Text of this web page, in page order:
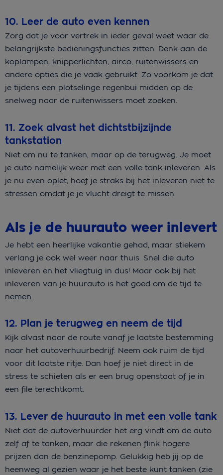
10. Leer de auto even kennen
Zorg dat je voor vertrek in ieder geval weet waar de
belangrijkste bedieningsfuncties zitten. Denk aan de
koplampen, knipperlichten, airco, ruitenwissers en
andere opties die je vaak gebruikt. Zo voorkom je dat
je tijdens een plotselinge regenbui midden op de
snelweg naar de ruitenwissers moet zoeken.
11. Zoek alvast het dichtstbijzijnde
tankstation
Niet om nu te tanken, maar op de terugweg. Je moet
je auto namelijk weer met een volle tank inleveren. Als
je nu even oplet, hoef je straks bij het inleveren niet te
stressen omdat je je vlucht dreigt te missen.
Als je de huurauto weer inlevert
Je hebt een heerlijke vakantie gehad, maar stiekem
verlang je ook wel weer naar thuis. Snel die auto
inleveren en het vliegtuig in dus! Maar ook bij het
inleveren van je huurauto is het goed om de tijd te
nemen.
12. Plan je terugweg en neem de tijd
Kijk alvast naar de route vanaf je laatste bestemming
naar het autoverhuurbedrijf. Neem ook ruim de tijd
voor dit laatste ritje. Dan hoef je niet direct in de
stress te schieten als er een brug openstaat of je in
een file terechtkomt.
13. Lever de huurauto in met een volle tank
Niet dat de autoverhuurder het erg vindt om de auto
zelf af te tanken, maar die rekenen flink hogere
prijzen dan de benzinepomp. Gelukkig heb jij op de
heenweg al gezien waar je het beste kunt tanken (zie